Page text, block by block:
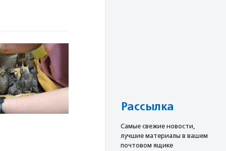
Рассылка
Cамые свежие новости,
лучшие материалы в вашем
почтовом ящике